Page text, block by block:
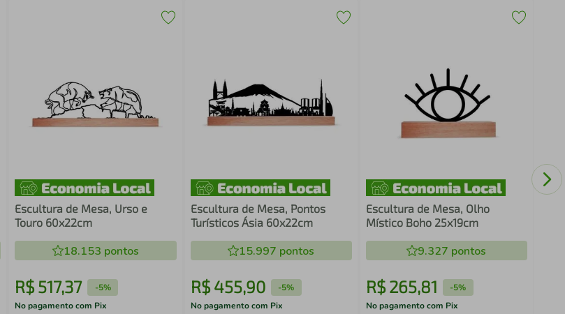
Escultura de Mesa, Urso e
Touro 60x22cm
18.153 pontos
R$517,37 -5%
No pagamento com Pix
Escultura de Mesa, Pontos
Turísticos Ásia 60x22cm
15.997 pontos
R$ 455,90 -5%
No pagamento com Pix
Escultura de Mesa, Olho
Místico Boho 25x19cm
9.327 pontos
R$ 265,81 -5%
No pagamento com Pix